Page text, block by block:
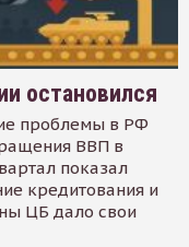
остановился
проблемы в РФ
ВВП в
показал
кредитования и
ЦБ дало свои